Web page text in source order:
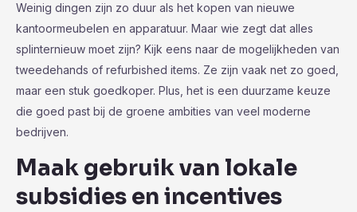
Weinig dingen zijn zo duur als het kopen van nieuwe
kantoormeubelen en apparatuur. Maar wie zegt dat alles
splinternieuw moet zijn? Kijk eens naar de mogelijkheden van
tweedehands of refurbished items. Ze zijn vaak net zo goed,
maar een stuk goedkoper. Plus, het is een duurzame keuze
die goed past bij de groene ambities van veel moderne
bedrijven.
Maak gebruik van lokale
subsidies en incentives